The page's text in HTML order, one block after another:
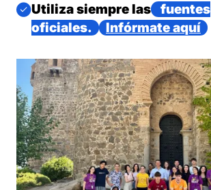
Imagen
Utiliza siempre las
fuentes
oficiales.
Infórmate aquí